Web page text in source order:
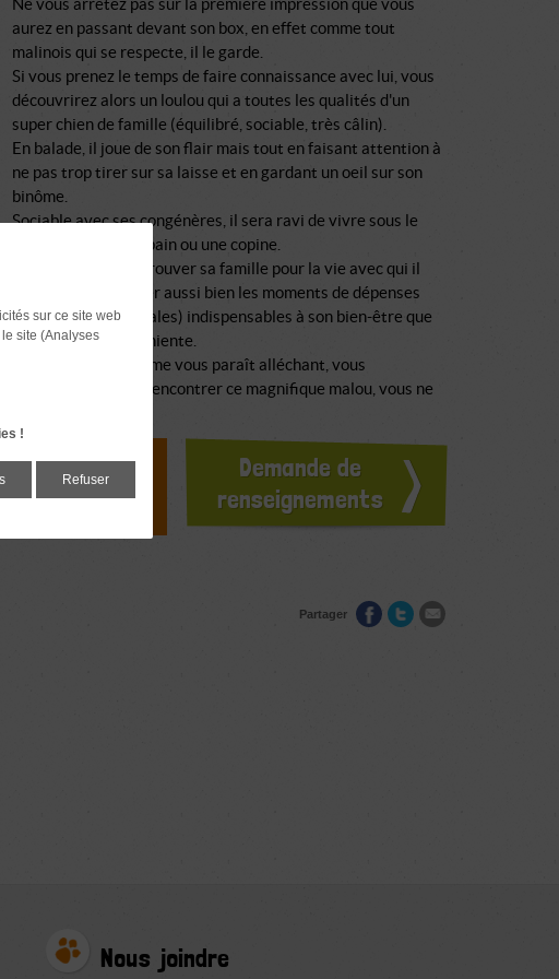
Ne vous arrêtez pas sur la première impression que vous
aurez en passant devant son box, en effet comme tout
malinois qui se respecte, il le garde.
Si vous prenez le temps de faire connaissance avec lui, vous
découvrirez alors un loulou qui a toutes les qualités d'un
super chien de famille (équilibré, sociable, très câlin).
En balade, il joue de son flair mais tout en faisant attention à
ne pas trop tirer sur sa laisse et en gardant un oeil sur son
binôme.
Sociable avec ses congénères, il sera ravi de vivre sous le
même toit qu'un copain ou une copine.
Bart se languit de trouver sa famille pour la vie avec qui il
pourra tout partager aussi bien les moments de dépenses
(physiques et mentales) indispensables à son bien-être que
les moments de farniente.
Alors si ce programme vous paraît alléchant, vous
correspond, venez rencontrer ce magnifique malou, vous ne
une adoption ?
7 jours
Demande de
renseignements
Partager
Nous joindre
sur ce site web
site (Analyses
!
Refuser